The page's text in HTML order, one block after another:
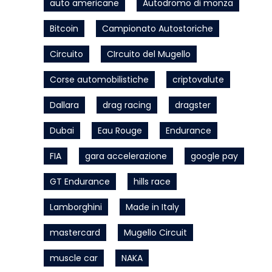
auto americane Autodromo di monza
Bitcoin Campionato Autostoriche
Circuito CIrcuito del Mugello
Corse automobilistiche criptovalute
Dallara drag racing dragster
Dubai Eau Rouge Endurance
FIA gara accelerazione google pay
GT Endurance hills race
Lamborghini Made in Italy
mastercard Mugello Circuit
muscle car NAKA